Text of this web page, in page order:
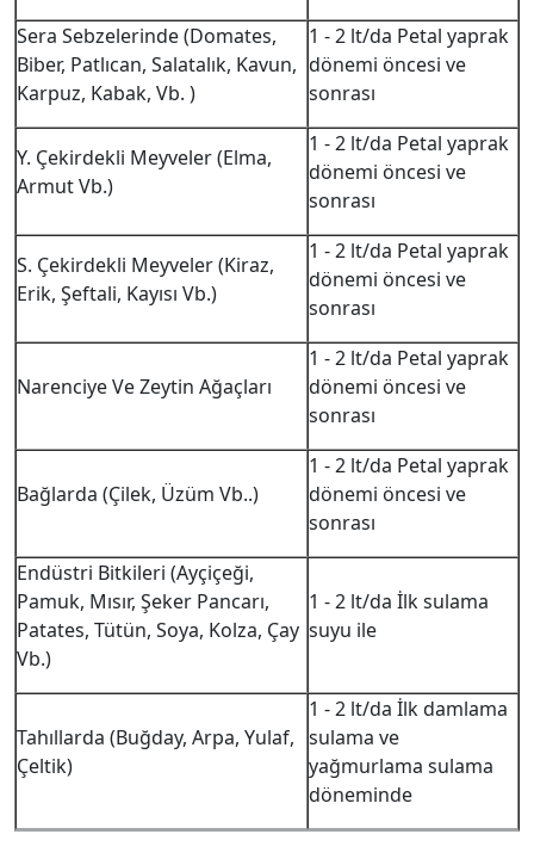
Sera Sebzelerinde (Domates,
Biber, Patlıcan, Salatalık, Kavun,
Karpuz, Kabak, Vb. )
1 - 2 lt/da Petal yaprak
dönemi öncesi ve
sonrası
Y. Çekirdekli Meyveler (Elma,
Armut Vb.)
1 - 2 lt/da Petal yaprak
dönemi öncesi ve
sonrası
S. Çekirdekli Meyveler (Kiraz,
Erik, Şeftali, Kayısı Vb.)
1 - 2 lt/da Petal yaprak
dönemi öncesi ve
sonrası
Narenciye Ve Zeytin Ağaçları
1 - 2 lt/da Petal yaprak
dönemi öncesi ve
sonrası
Bağlarda (Çilek, Üzüm Vb..)
1 - 2 lt/da Petal yaprak
dönemi öncesi ve
sonrası
Endüstri Bitkileri (Ayçiçeği,
Pamuk, Mısır, Şeker Pancarı,
Patates, Tütün, Soya, Kolza, Çay
Vb.)
1 - 2 lt/da İlk sulama
suyu ile
Tahıllarda (Buğday, Arpa, Yulaf,
Çeltik)
1 - 2 lt/da İlk damlama
sulama ve
yağmurlama sulama
döneminde